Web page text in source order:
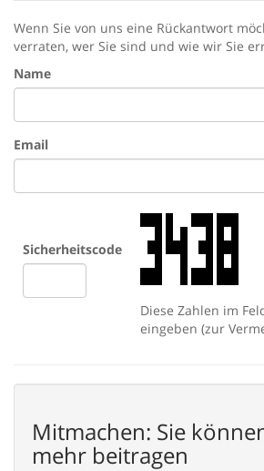
Wenn Sie von uns eine Rückantwort
verraten, wer Sie sind und wie wir Sie
Name
Email
Sicherheitscode
Diese Zahlen im
eingeben (zur
Mitmachen: Sie
mehr beitragen